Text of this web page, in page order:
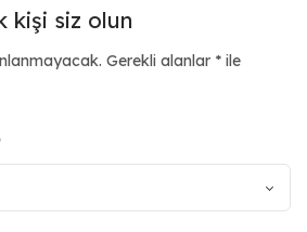
kişi siz olun
Gerekli alanlar * ile